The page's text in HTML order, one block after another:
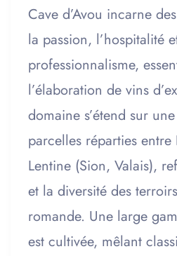
Cave d’Avou incarne
la passion, l’hospitalité
professionnalisme,
l’élaboration de vins
domaine s’étend sur
parcelles réparties entre
Lentine (Sion, Valais),
et la diversité des
romande. Une large
est cultivée, mêlant